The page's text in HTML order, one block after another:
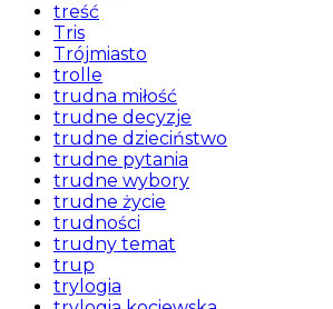
treść
Tris
Trójmiasto
trolle
trudna miłość
trudne decyzje
trudne dzieciństwo
trudne pytania
trudne wybory
trudne życie
trudności
trudny temat
trup
trylogia